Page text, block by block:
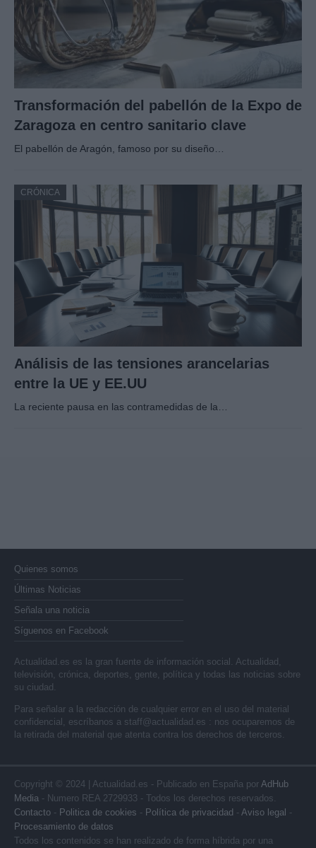
Transformación del pabellón de la Expo de
Zaragoza en centro sanitario clave
El pabellón de Aragón, famoso por su diseño…
CRÓNICA
Análisis de las tensiones arancelarias
entre la UE y EE.UU
La reciente pausa en las contramedidas de la…
Quienes somos
Últimas Noticias
Señala una noticia
Síguenos en Facebook
Actualidad.es es la gran fuente de información social. Actualidad,
televisión, crónica, deportes, gente, política y todas las noticias sobre
su ciudad.
Para señalar a la redacción de cualquier error en el uso del material
confidencial, escríbanos a staff@actualidad.es : nos ocuparemos de
la retirada del material que atenta contra los derechos de terceros.
Copyright © 2024 | Actualidad.es - Publicado en España por AdHub
Media - Numero REA 2729933 - Todos los derechos reservados.
Contacto - Politica de cookies - Política de privacidad - Aviso legal -
Procesamiento de datos
Todos los contenidos se han realizado de forma híbrida por una